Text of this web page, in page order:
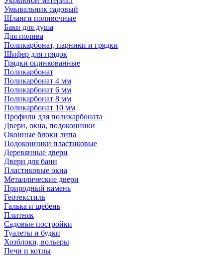
Умывальник садовый
Шланги поливочные
Баки для душа
Для полива
Поликарбонат, парники и грядки
Шифер для грядок
Грядки оцинкованные
Поликарбонат
Поликарбонат 4 мм
Поликарбонат 6 мм
Поликарбонат 8 мм
Поликарбонат 10 мм
Профили для поликарбоната
Двери, окна, подоконники
Оконные блоки липа
Подоконники пластиковые
Деревянные двери
Двери для бани
Пластиковые окна
Металлические двери
Природный камень
Геотекстиль
Галька и щебень
Плитняк
Садовые постройки
Туалеты и будки
Хозблоки, вольеры
Печи и котлы